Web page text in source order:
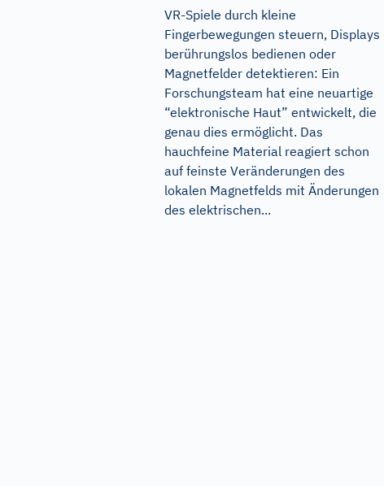
VR-Spiele durch kleine
Fingerbewegungen steuern, Displays
berührungslos bedienen oder
Magnetfelder detektieren: Ein
Forschungsteam hat eine neuartige
“elektronische Haut” entwickelt, die
genau dies ermöglicht. Das
hauchfeine Material reagiert schon
auf feinste Veränderungen des
lokalen Magnetfelds mit Änderungen
des elektrischen...